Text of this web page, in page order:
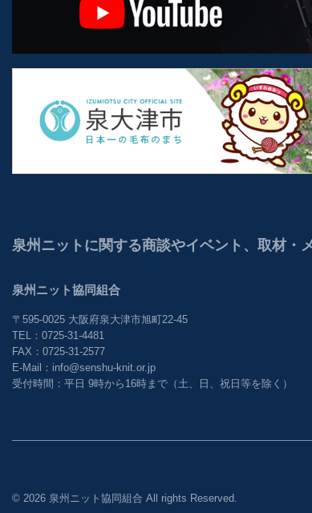
泉州ニットに関する商談やイベント、取材・
泉州ニット協同組合
〒595-0025 大阪府泉大津市旭町22-45
TEL：0725-31-4481
FAX：0725-31-2577
E-Mail：info@senshu-knit.or.jp
受付時間：平日 9時から16時まで（土、日、祝日等を除く）
©︎ 2026 泉州ニット協同組合 All rights Reserved.